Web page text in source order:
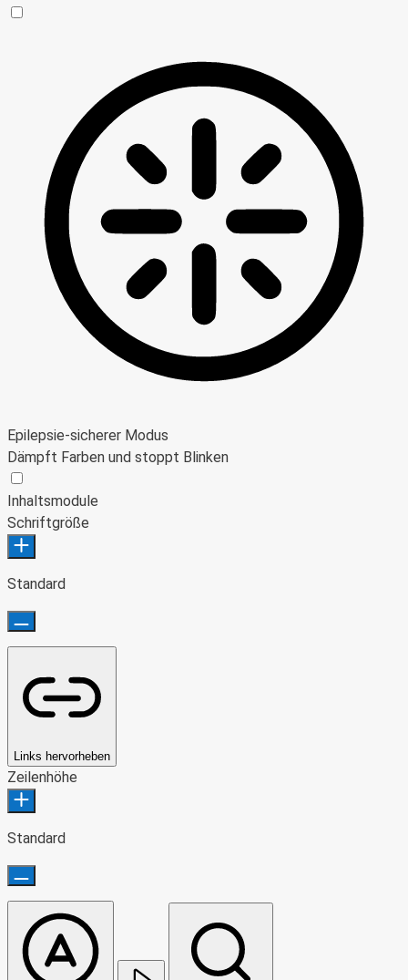
Epilepsie-sicherer Modus
Dämpft Farben und stoppt Blinken
Inhaltsmodule
Schriftgröße
Standard
Links hervorheben
Zeilenhöhe
Standard